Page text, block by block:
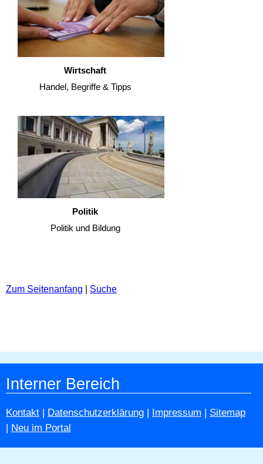
Wirtschaft
Handel, Begriffe & Tipps
Politik
Politik und Bildung
Zum Seitenanfang Suche
Interner Bereich
Kontakt Datenschutzerklärung Impressum
Sitemap
Neu im Portal